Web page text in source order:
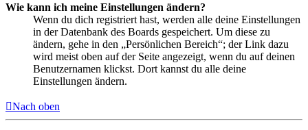
Wie kann ich meine Einstellungen ändern?
Wenn du dich registriert hast, werden alle deine Einstellungen
in der Datenbank des Boards gespeichert. Um diese zu
ändern, gehe in den „Persönlichen Bereich“; der Link dazu
wird meist oben auf der Seite angezeigt, wenn du auf deinen
Benutzernamen klickst. Dort kannst du alle deine
Einstellungen ändern.
Nach oben